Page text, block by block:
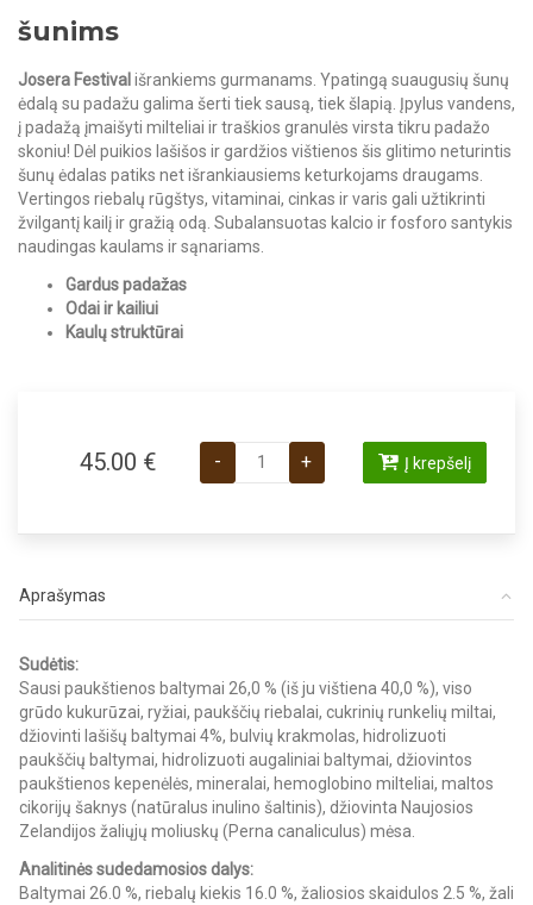
šunims
Josera Festival išrankiems gurmanams. Ypatingą suaugusių šunų
ėdalą su padažu galima šerti tiek sausą, tiek šlapią. Įpylus vandens,
į padažą įmaišyti milteliai ir traškios granulės virsta tikru padažo
skoniu! Dėl puikios lašišos ir gardžios vištienos šis glitimo neturintis
šunų ėdalas patiks net išrankiausiems keturkojams draugams.
Vertingos riebalų rūgštys, vitaminai, cinkas ir varis gali užtikrinti
žvilgantį kailį ir gražią odą. Subalansuotas kalcio ir fosforo santykis
naudingas kaulams ir sąnariams.
Gardus padažas
Odai ir kailiui
Kaulų struktūrai
45.00 € -
produkto kiekis: Josera Festival sausas
+ Į krepšelį
Aprašymas
Sudėtis:
Sausi paukštienos baltymai 26,0 % (iš ju vištiena 40,0 %), viso
grūdo kukurūzai, ryžiai, paukščių riebalai, cukrinių runkelių miltai,
džiovinti lašišų baltymai 4%, bulvių krakmolas, hidrolizuoti
paukščių baltymai, hidrolizuoti augaliniai baltymai, džiovintos
paukštienos kepenėlės, mineralai, hemoglobino milteliai, maltos
cikorijų šaknys (natūralus inulino šaltinis), džiovinta Naujosios
Zelandijos žaliųjų moliuskų (Perna canaliculus) mėsa.
Analitinės sudedamosios dalys:
Baltymai 26.0 %, riebalų kiekis 16.0 %, žaliosios skaidulos 2.5 %, žali